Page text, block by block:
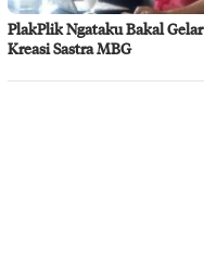
PlakPlik Ngataku Bakal Gelar
Kreasi Sastra MBG